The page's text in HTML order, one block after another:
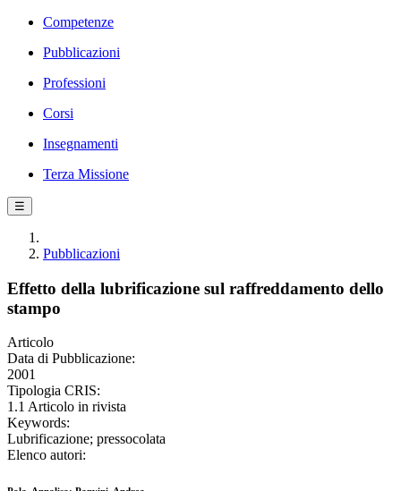
Competenze
Pubblicazioni
Professioni
Corsi
Insegnamenti
Terza Missione
☰
Pubblicazioni
Effetto della lubrificazione sul raffreddamento dello
stampo
Articolo
Data di Pubblicazione:
2001
Tipologia CRIS:
1.1 Articolo in rivista
Keywords:
Lubrificazione; pressocolata
Elenco autori: